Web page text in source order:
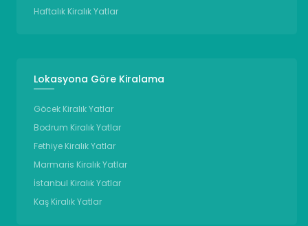
Haftalık Kiralık Yatlar
Lokasyona Göre Kiralama
Göcek Kiralık Yatlar
Bodrum Kiralık Yatlar
Fethiye Kiralık Yatlar
Marmaris Kiralık Yatlar
İstanbul Kiralık Yatlar
Kaş Kiralık Yatlar